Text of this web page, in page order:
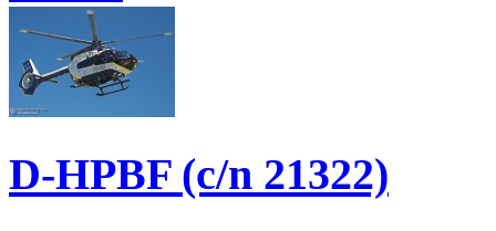
D-HPBF (c/n 21322)